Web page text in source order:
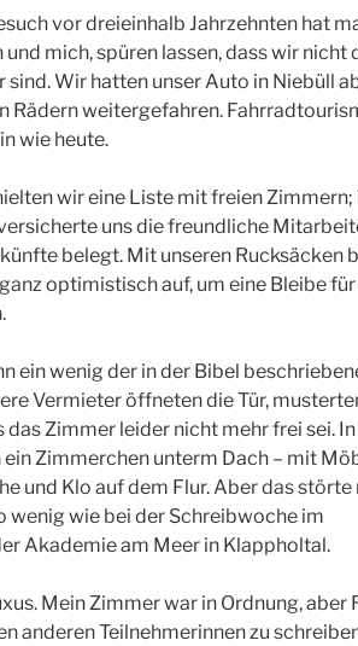
vor dreieinhalb Jahrzehnten hat
mich, spüren lassen, dass wir nicht
sind. Wir hatten unser Auto in Niebüll
Rädern weitergefahren.
wie heute.
wir eine Liste mit freien Zimmern;
uns die freundliche
belegt. Mit unseren Rucksäcken
optimistisch auf, um eine Bleibe
ein wenig der in der Bibel
Vermieter öffneten die Tür,
das Zimmer leider nicht mehr frei sei.
Zimmerchen unterm Dach – mit
und Klo auf dem Flur. Aber das störte
wenig wie bei der Schreibwoche im
Akademie am Meer in Klappholtal.
Mein Zimmer war in Ordnung, aber
anderen Teilnehmerinnen zu